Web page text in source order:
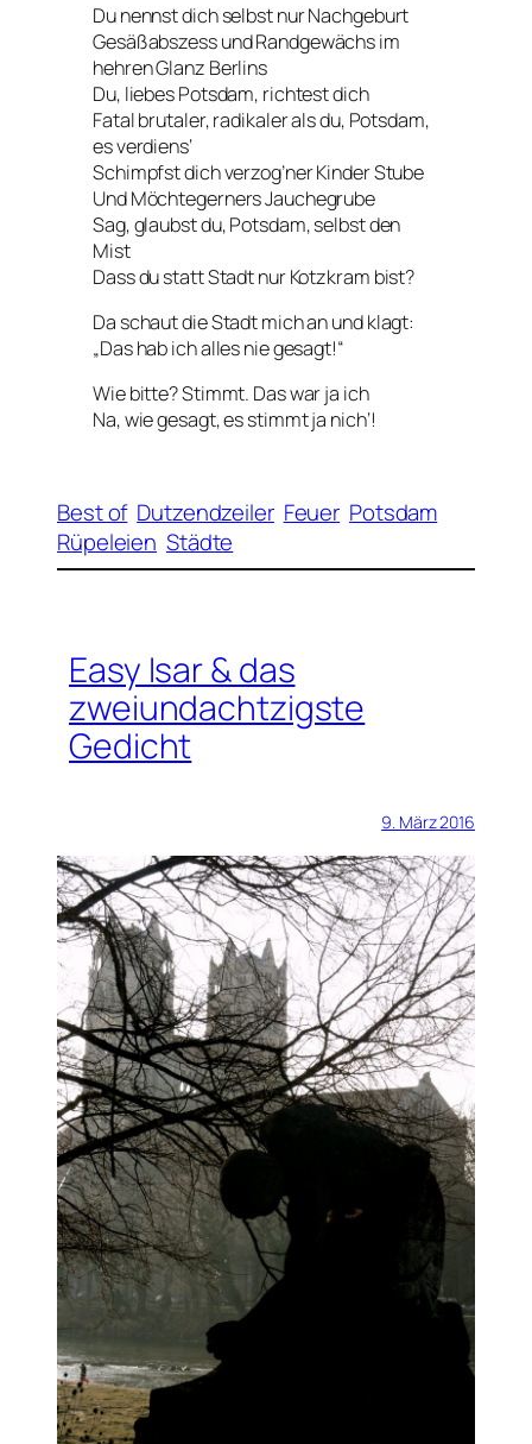
Du nennst dich selbst nur Nachgeburt
Gesäßabszess und Randgewächs im
hehren Glanz Berlins
Du, liebes Potsdam, richtest dich
Fatal brutaler, radikaler als du, Potsdam,
es verdiens‘
Schimpfst dich verzog’ner Kinder Stube
Und Möchtegerners Jauchegrube
Sag, glaubst du, Potsdam, selbst den
Mist
Dass du statt Stadt nur Kotzkram bist?
Da schaut die Stadt mich an und klagt:
„Das hab ich alles nie gesagt!“
Wie bitte? Stimmt. Das war ja ich
Na, wie gesagt, es stimmt ja nich‘!
Best of Dutzendzeiler Feuer Potsdam
Rüpeleien Städte
Easy Isar & das
zweiundachtzigste
Gedicht
9. März 2016